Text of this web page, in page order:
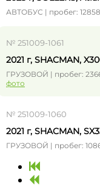
АВТОБУС | пробег:
№ 251009-1061
2021 г, SHACMAN,
ГРУЗОВОЙ | пробег:
фото
№ 251009-1060
2021 г, SHACMAN,
ГРУЗОВОЙ | пробег: